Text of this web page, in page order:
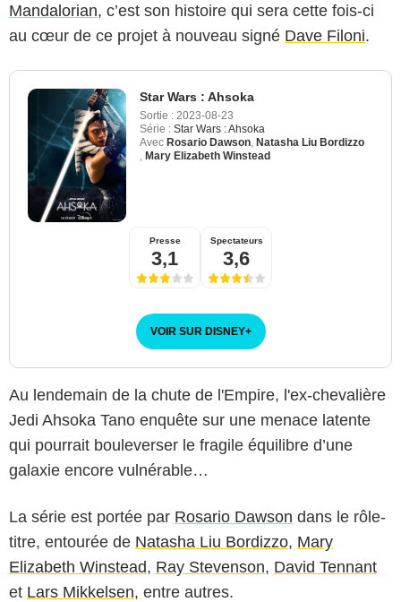
Mandalorian, c’est son histoire qui sera cette fois-ci
au cœur de ce projet à nouveau signé Dave Filoni.
Star Wars : Ahsoka
Sortie : 2023-08-23
Série : Star Wars : Ahsoka
Avec Rosario Dawson Natasha Liu Bordizzo
Mary Elizabeth Winstead
Presse
3,1
Spectateurs
3,6
VOIR SUR DISNEY+
Au lendemain de la chute de l'Empire, l'ex-chevalière
Jedi Ahsoka Tano enquête sur une menace latente
qui pourrait bouleverser le fragile équilibre d’une
galaxie encore vulnérable…
La série est portée par Rosario Dawson dans le rôle-
titre, entourée de Natasha Liu Bordizzo, Mary
Elizabeth Winstead, Ray Stevenson, David Tennant
et Lars Mikkelsen, entre autres.